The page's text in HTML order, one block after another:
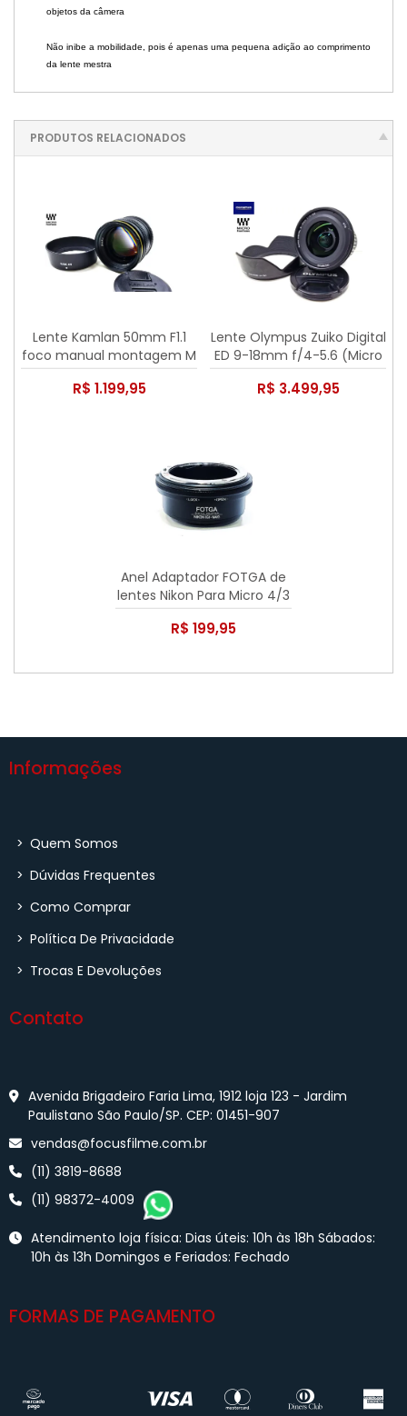
objetos da câmera
Não inibe a mobilidade, pois é apenas uma pequena adição ao comprimento
da lente mestra
PRODUTOS RELACIONADOS
Lente Kamlan 50mm F1.1
foco manual montagem M
4/3 para Olympus
Panasonic
R$ 1.199,95
Lente Olympus Zuiko Digital
ED 9-18mm f/4-5.6 (Micro
Quatro Terços)
R$ 3.499,95
Anel Adaptador FOTGA de
lentes Nikon Para Micro 4/3
R$ 199,95
Informações
> Quem Somos
> Dúvidas Frequentes
> Como Comprar
> Política De Privacidade
> Trocas E Devoluções
Contato
Avenida Brigadeiro Faria Lima, 1912 loja 123 - Jardim
Paulistano São Paulo/SP. CEP: 01451-907
vendas@focusfilme.com.br
(11) 3819-8688
(11) 98372-4009
Atendimento loja física: Dias úteis: 10h às 18h Sábados:
10h às 13h Domingos e Feriados: Fechado
FORMAS DE PAGAMENTO